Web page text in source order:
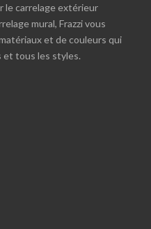
le carrelage extérieur
mural, Frazzi vous
et de couleurs qui
tous les styles.